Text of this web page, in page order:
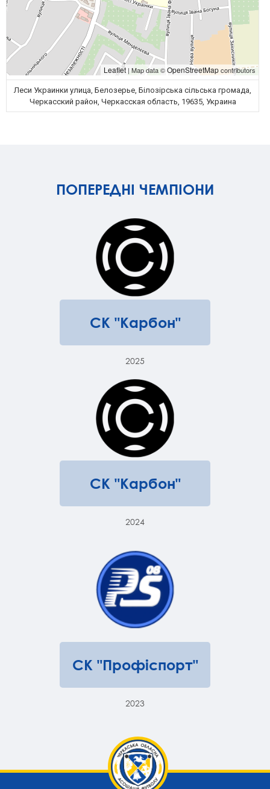
Leaflet | Map data ©OpenStreetMapcontributors
Леси Украинки улица, Белозерье, Білозірська сільська громада,
Черкасский район, Черкасская область, 19635, Украина
ПОПЕРЕДНІ ЧЕМПІОНИ
СК "Карбон"
2025
СК "Карбон"
2024
СК "Профіспорт"
2023